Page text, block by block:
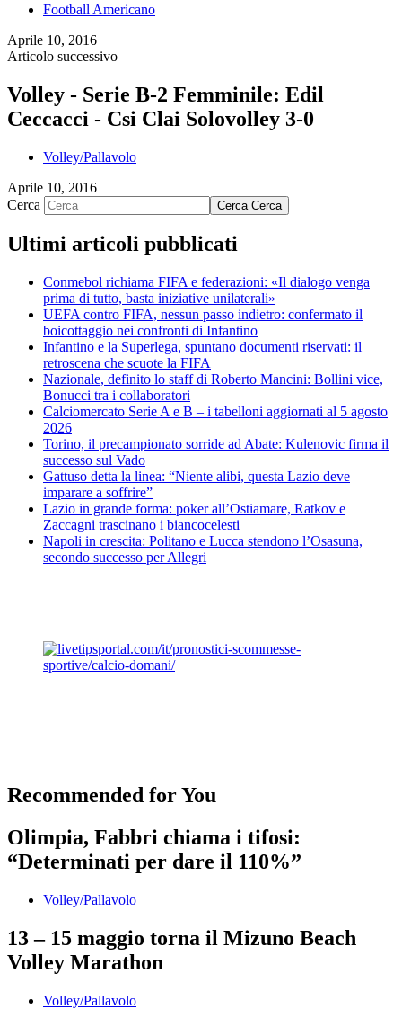
Football Americano
Aprile 10, 2016
Articolo successivo
Volley - Serie B-2 Femminile: Edil
Ceccacci - Csi Clai Solovolley 3-0
Volley/Pallavolo
Aprile 10, 2016
Cerca
Cerca Cerca
Ultimi articoli pubblicati
Conmebol richiama FIFA e federazioni: «Il dialogo venga
prima di tutto, basta iniziative unilaterali»
UEFA contro FIFA, nessun passo indietro: confermato il
boicottaggio nei confronti di Infantino
Infantino e la Superlega, spuntano documenti riservati: il
retroscena che scuote la FIFA
Nazionale, definito lo staff di Roberto Mancini: Bollini vice,
Bonucci tra i collaboratori
Calciomercato Serie A e B – i tabelloni aggiornati al 5 agosto
2026
Torino, il precampionato sorride ad Abate: Kulenovic firma il
successo sul Vado
Gattuso detta la linea: “Niente alibi, questa Lazio deve
imparare a soffrire”
Lazio in grande forma: poker all’Ostiamare, Ratkov e
Zaccagni trascinano i biancocelesti
Napoli in crescita: Politano e Lucca stendono l’Osasuna,
secondo successo per Allegri
Recommended for You
Olimpia, Fabbri chiama i tifosi:
“Determinati per dare il 110%”
Volley/Pallavolo
13 – 15 maggio torna il Mizuno Beach
Volley Marathon
Volley/Pallavolo